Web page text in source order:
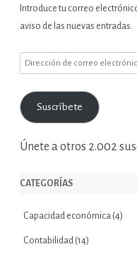
Introduce tu correo
aviso de las nuevas entradas.
Dirección
correo
electrónico
Suscríbete
Únete a otros 2.002
CATEGORÍAS
Capacidad económica (4)
Contabilidad (14)